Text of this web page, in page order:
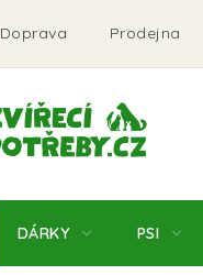
Doprava Prodejna
DÁRKY PSI